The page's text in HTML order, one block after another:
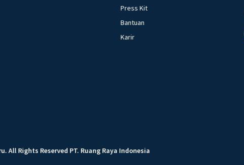
Press Kit
Bantuan
Karir
. All Rights Reserved PT. Ruang Raya Indonesia